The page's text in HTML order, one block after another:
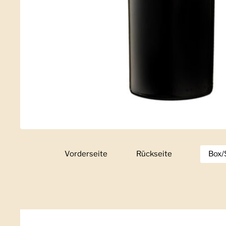
Zeige Folie 1
Vorderseite Zeige Folie 2
Rückseite